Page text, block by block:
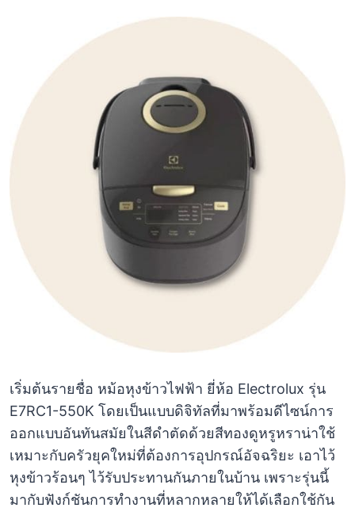
เริ่มต้นรายชื่อ หม้อหุงข้าวไฟฟ้า ยี่ห้อ Electrolux รุ่น
E7RC1-550K โดยเป็นแบบดิจิทัลที่มาพร้อมดีไซน์การ
ออกแบบอันทันสมัยในสีดำตัดด้วยสีทองดูหรูหราน่าใช้
เหมาะกับครัวยุคใหม่ที่ต้องการอุปกรณ์อัจฉริยะ เอาไว้
หุงข้าวร้อนๆ ไว้รับประทานกันภายในบ้าน เพราะรุ่นนี้
มากับฟังก์ชันการทำงานที่หลากหลายให้ได้เลือกใช้กัน